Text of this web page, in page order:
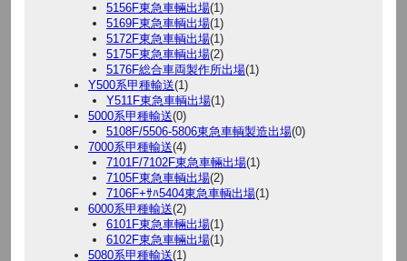
5156F東急車輛出場(1)
5169F東急車輌出場(1)
5172F東急車輌出場(1)
5175F東急車輌出場(2)
5176F総合車両製作所出場(1)
Y500系甲種輸送(1)
Y511F東急車輌出場(1)
5000系甲種輸送(0)
5108F/5506-5806東急車輌製造出場(0)
7000系甲種輸送(4)
7101F/7102F東急車輛出場(1)
7105F東急車輌出場(2)
7106F+ｻﾊ5404東急車輌出場(1)
6000系甲種輸送(2)
6101F東急車輛出場(1)
6102F東急車輛出場(1)
5080系甲種輸送(1)